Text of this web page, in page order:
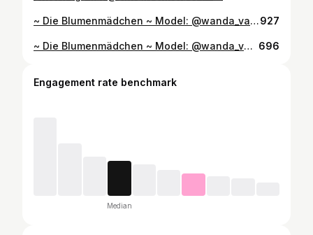
~ Die Blumenmädchen ~ Model: @wanda_van_ghoulina & @dunkelbuntefaro #portrait #photography #art #blumen #portraitphotography #model #creative #photo #akt #photographer #fashion #photoshoot #studio #nude #sensual #vogue #flowers #style #paris #berlin #dresden #sachsen #canon #artist #london #leipzig #somelightmag927
~ Die Blumenmädchen ~ Model: @wanda_van_ghoulina & @dunkelbuntefaro #portrait #photography #art #sachsen #portraitphotography #model #akt #photo #nude #photographer #chemnitz #photoshoot #picoftheday #modeling #dresden #vogue #aktfoto #aktfotografie #berlin #berlin #blumen #flowers #london #sachsen #canon #artist #happy #leipzig 696
Engagement rate benchmark
Median